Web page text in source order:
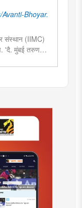
Bhoyar.
संस्थान (IIMC)
'दै. मुंबई तरुण
आणि कविता